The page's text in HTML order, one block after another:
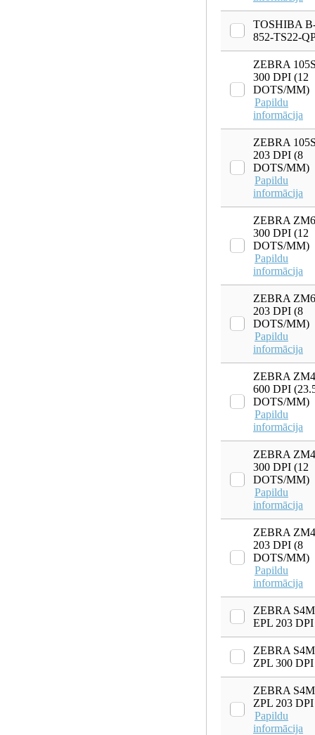
TOSHIBA
852-TS22-
ZEBRA
300 DPI (12
DOTS/MM)
Papildu
informācija
ZEBRA
203 DPI (8
DOTS/MM)
Papildu
informācija
ZEBRA
300 DPI (12
DOTS/MM)
Papildu
informācija
ZEBRA
203 DPI (8
DOTS/MM)
Papildu
informācija
ZEBRA
600 DPI
DOTS/MM)
Papildu
informācija
ZEBRA
300 DPI (12
DOTS/MM)
Papildu
informācija
ZEBRA
203 DPI (8
DOTS/MM)
Papildu
informācija
ZEBRA S4M
EPL 203 DPI
ZEBRA S4M
ZPL 300 DPI
ZEBRA S4M
ZPL 203 DPI
Papildu
informācija